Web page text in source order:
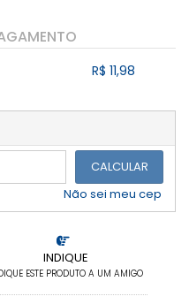
INDIQUE
ESTE PRODUTO A UM AMIGO
R$ 11,98
....
CALCULAR
Não sei meu cep